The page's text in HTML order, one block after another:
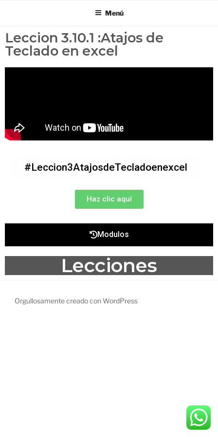
Menú
Leccion 3.10.1 :Atajos de
Teclado en excel
#Leccion3AtajosdeTecladoenexcel
Haz clic aquí
Modulos
Lecciones
Orgullosamente creado con WordPress